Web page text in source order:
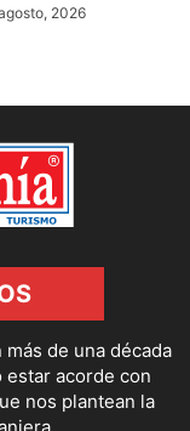
2026
de una década
estar acorde con
nos plantean la